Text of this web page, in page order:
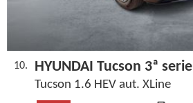
10. HYUNDAI Tucson 3ª serie
Tucson 1.6 HEV aut. XLine